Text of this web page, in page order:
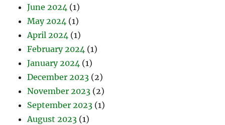
June 2024 (1)
May 2024 (1)
April 2024 (1)
February 2024 (1)
January 2024 (1)
December 2023 (2)
November 2023 (2)
September 2023 (1)
August 2023 (1)